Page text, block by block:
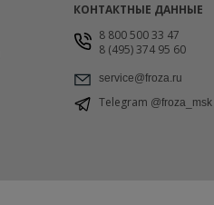
КОНТАКТНЫЕ ДАННЫЕ
8 800 500 33 47
8 (495) 374 95 60
service@froza.ru
Telegram @froza_msk